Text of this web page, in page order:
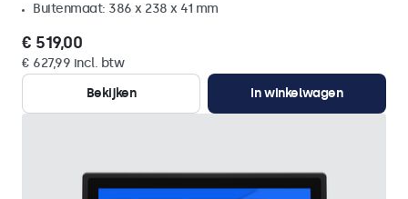
Buitenmaat: 386 x 238 x 41 mm
€ 519,00
€ 627,99 incl. btw
Bekijken
In winkelwagen